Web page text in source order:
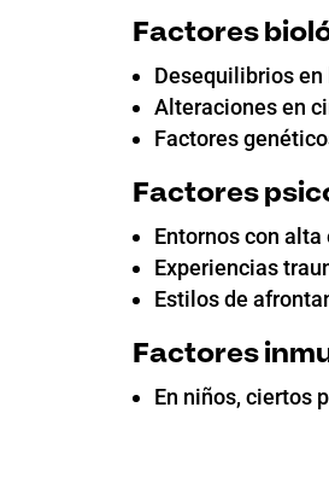
Factores
Desequilibrios en
Alteraciones en
Factores
Factores
Entornos con
Experiencias
Estilos de
Factores
En niños, ciertos